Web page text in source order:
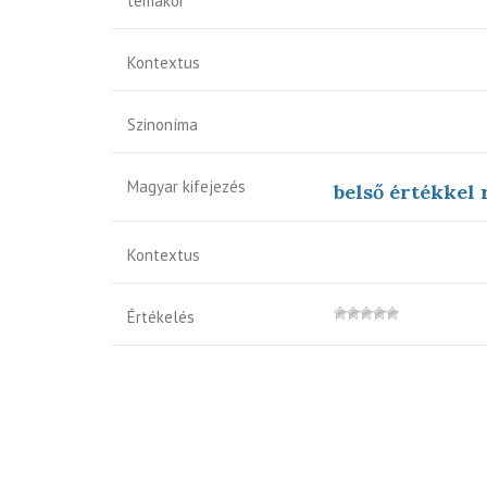
Kontextus
Szinoníma
Magyar kifejezés belső értékkel
Kontextus
Értékelés